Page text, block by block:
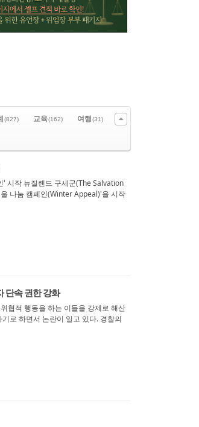
(827) 교육(162) 여행(31)
시작 뉴질랜드 구세군(The Salvation
나눔 캠페인(Winter Appeal)'을 시작
단속 권한 강화
협적 행동을 하는 이들을 강제로 해산
로 하면서 논란이 일고 있다. 경찰의